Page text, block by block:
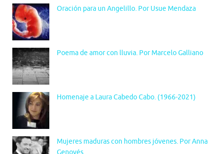
Oración para un Angelillo. Por Usue Mendaza
Poema de amor con lluvia. Por Marcelo Galliano
Homenaje a Laura Cabedo Cabo. (1966-2021)
Mujeres maduras con hombres jóvenes. Por Anna
Genovés